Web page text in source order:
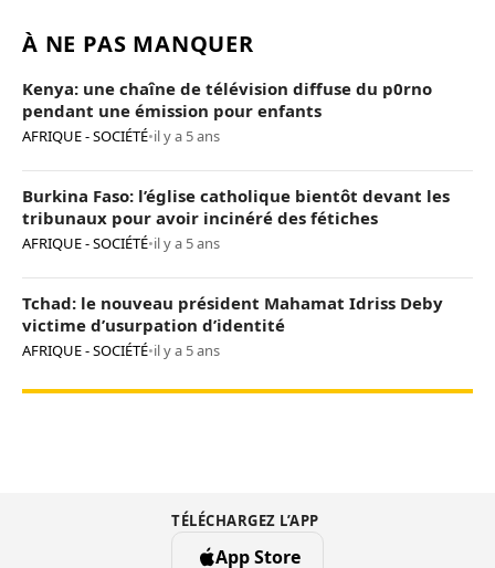
À NE PAS MANQUER
Kenya: une chaîne de télévision diffuse du p0rno
pendant une émission pour enfants
AFRIQUE - SOCIÉTÉ•il y a 5 ans
Burkina Faso: l’église catholique bientôt devant les
tribunaux pour avoir incinéré des fétiches
AFRIQUE - SOCIÉTÉ•il y a 5 ans
Tchad: le nouveau président Mahamat Idriss Deby
victime d’usurpation d’identité
AFRIQUE - SOCIÉTÉ•il y a 5 ans
TÉLÉCHARGEZ L’APP
App Store